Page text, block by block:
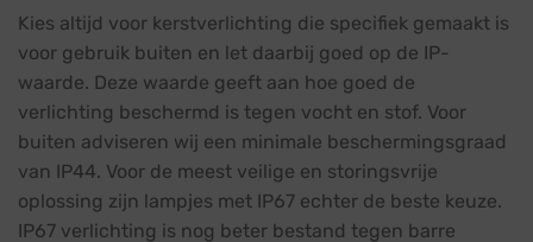
Kies altijd voor kerstverlichting die specifiek gemaakt is
voor gebruik buiten en let daarbij goed op de IP-
waarde. Deze waarde geeft aan hoe goed de
verlichting beschermd is tegen vocht en stof. Voor
buiten adviseren wij een minimale beschermingsgraad
van IP44. Voor de meest veilige en storingsvrije
oplossing zijn lampjes met IP67 echter de beste keuze.
IP67 verlichting is nog beter bestand tegen barre